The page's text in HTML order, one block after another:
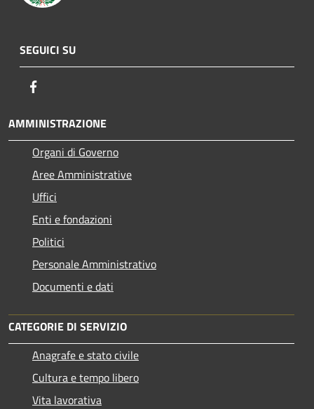
SEGUICI SU
AMMINISTRAZIONE
Organi di Governo
Aree Amministrative
Uffici
Enti e fondazioni
Politici
Personale Amministrativo
Documenti e dati
CATEGORIE DI SERVIZIO
Anagrafe e stato civile
Cultura e tempo libero
Vita lavorativa